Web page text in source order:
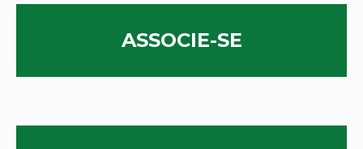
ASSOCIE-SE